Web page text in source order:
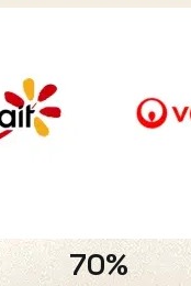
70%